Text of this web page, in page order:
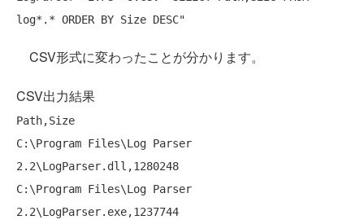
log*.* ORDER BY Size DESC
CSV形式に変わったことが分かります。
CSV出力結果
Path,Size
C:\Program Files\Log Parser
2.2\LogParser.dll,1280248
C:\Program Files\Log Parser
2.2\LogParser.exe,1237744